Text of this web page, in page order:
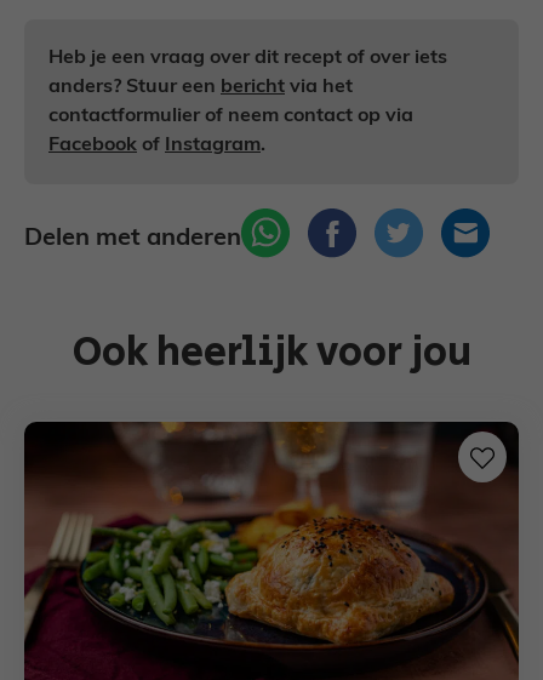
Heb je een vraag over dit recept of over iets
anders? Stuur een bericht via het
contactformulier of neem contact op via
Facebook of Instagram.
Delen met anderen
Ook heerlijk voor jou